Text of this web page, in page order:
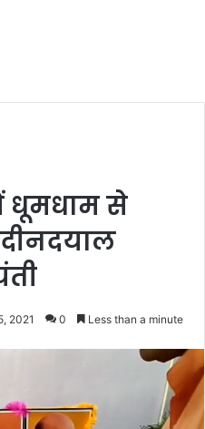
धूमधाम से
2021 0 Less than a minute